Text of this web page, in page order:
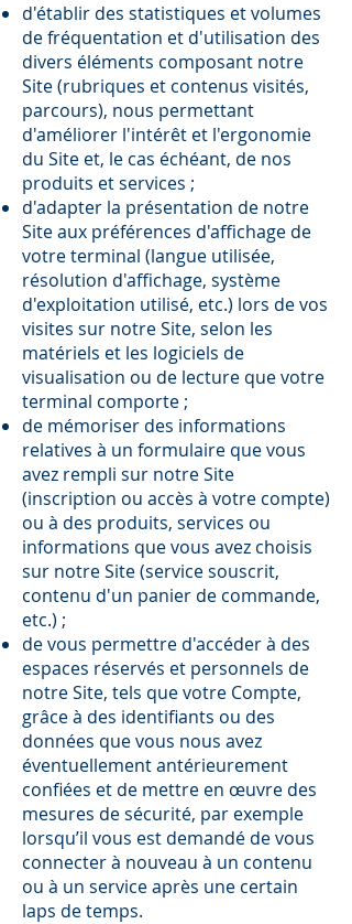
d'établir des statistiques et volumes
de fréquentation et d'utilisation des
divers éléments composant notre
Site (rubriques et contenus visités,
parcours), nous permettant
d'améliorer l'intérêt et l'ergonomie
du Site et, le cas échéant, de nos
produits et services ;
d'adapter la présentation de notre
Site aux préférences d'affichage de
votre terminal (langue utilisée,
résolution d'affichage, système
d'exploitation utilisé, etc.) lors de vos
visites sur notre Site, selon les
matériels et les logiciels de
visualisation ou de lecture que votre
terminal comporte ;
de mémoriser des informations
relatives à un formulaire que vous
avez rempli sur notre Site
(inscription ou accès à votre compte)
ou à des produits, services ou
informations que vous avez choisis
sur notre Site (service souscrit,
contenu d'un panier de commande,
etc.) ;
de vous permettre d'accéder à des
espaces réservés et personnels de
notre Site, tels que votre Compte,
grâce à des identifiants ou des
données que vous nous avez
éventuellement antérieurement
confiées et de mettre en œuvre des
mesures de sécurité, par exemple
lorsqu’il vous est demandé de vous
connecter à nouveau à un contenu
ou à un service après une certain
laps de temps.